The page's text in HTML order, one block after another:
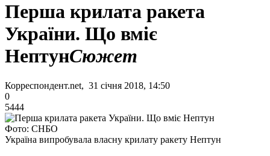
Перша крилата ракета
України. Що вміє
НептунСюжет
Корреспондент.net, 31 січня 2018, 14:50
0
5444
Фото: СНБО
Україна випробувала власну крилату ракету Нептун